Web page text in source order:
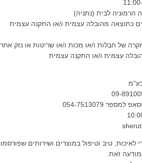
הרמוניה לבית (נתניה)
כתוצאה מהובלה עצמית ו/או התקנה עצמית
של חבלות ו/או מכות ו/או שריטות או נזק אחר
עצמית ו/או התקנה עצמית
בע"מ
054-7513079
טיב וטיפול במוצרים ושירותים שפורסמו
זאת.